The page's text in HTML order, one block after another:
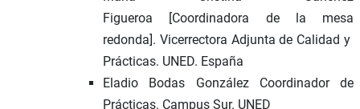
Figueroa [Coordinadora de la mesa
redonda]. Vicerrectora Adjunta de Calidad y
Prácticas. UNED. España
Eladio Bodas González Coordinador de
Prácticas. Campus Sur. UNED